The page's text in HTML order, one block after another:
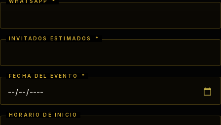
INVITADOS ESTIMADOS *
FECHA DEL EVENTO *
HORARIO DE INICIO